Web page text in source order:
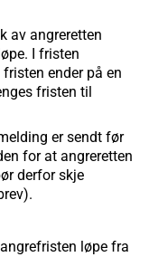
av angreretten
I fristen
ender på en
fristen til
er sendt før
for at angreretten
derfor skje
løpe fra